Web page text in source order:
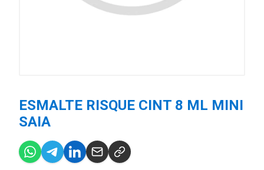
ESMALTE RISQUE CINT 8 ML MINI
SAIA